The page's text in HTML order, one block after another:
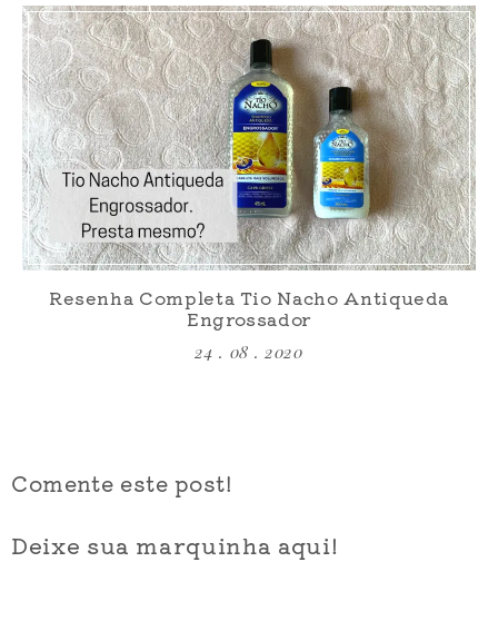
Resenha Completa Tio Nacho Antiqueda
Engrossador
24 . 08 . 2020
Comente este post!
Deixe sua marquinha aqui!